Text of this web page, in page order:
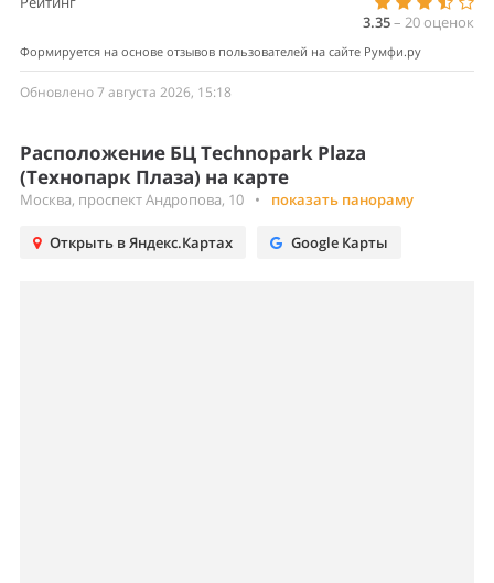
3.35– 20 оценок
Формируется на основе отзывов пользователей на сайте Румфи.ру
Обновлено 7 августа 2026, 15:18
Расположение БЦ Technopark Plaza
(Технопарк Плаза) на карте
Москва, проспект Андропова, 10 • показать панораму
Открыть в Яндекс.Картах Google Карты